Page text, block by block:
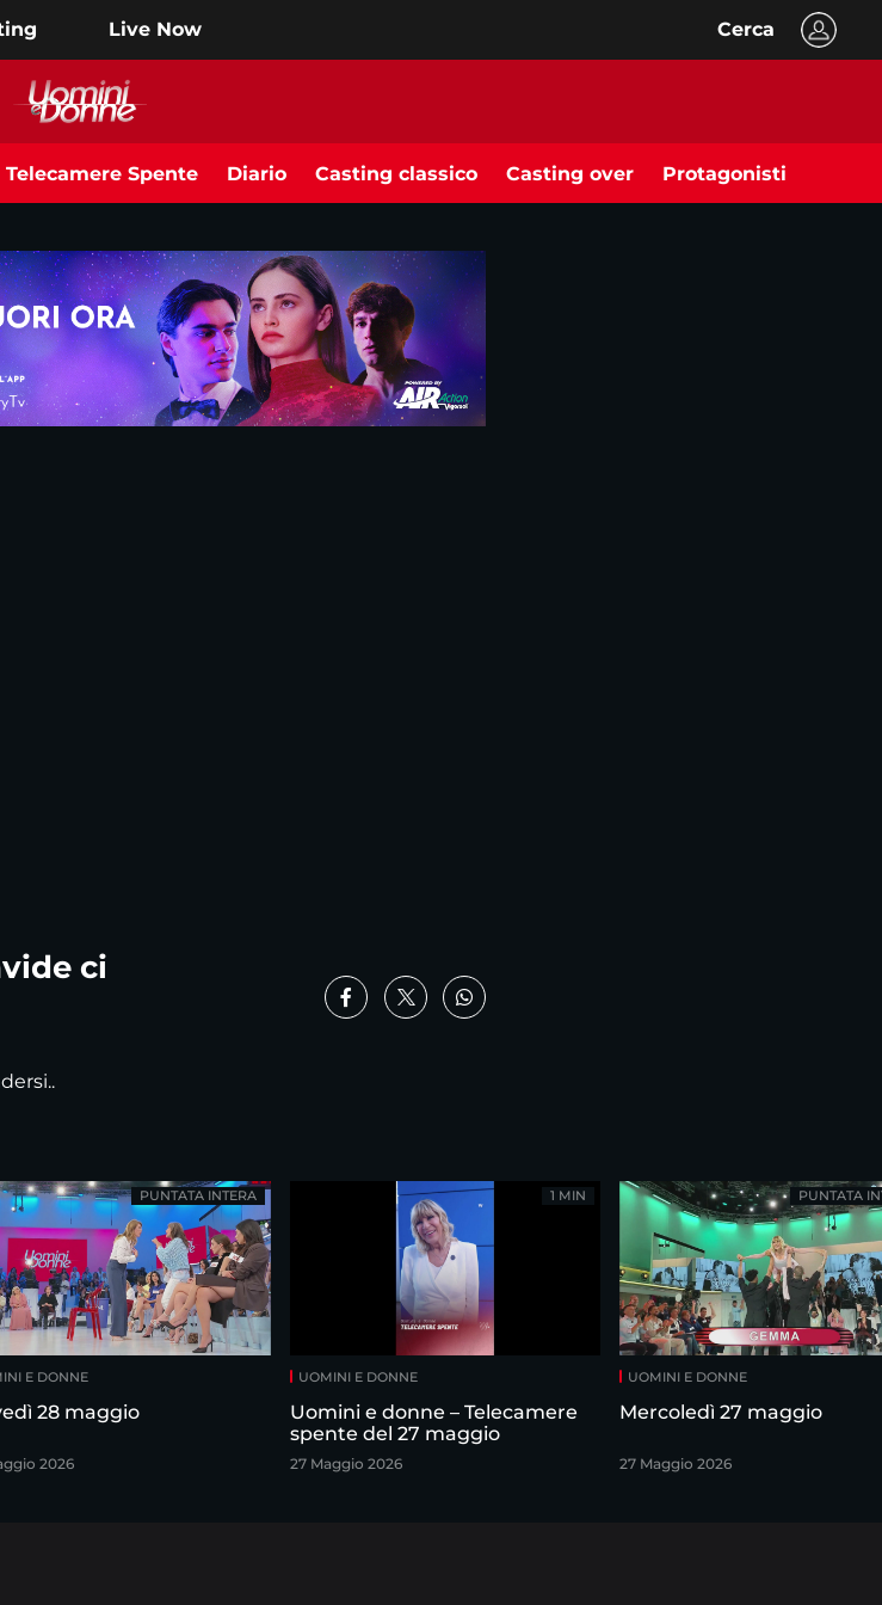
Live Now Cerca
Telecamere Spente Diario Casting classico Casting over Protagonisti
ci
E DONNE
28 maggio
2026
PUNTATA INTERA
UOMINI E DONNE
Uomini e donne – Telecamere
spente del 27 maggio
27 Maggio 2026
1 MIN
UOMINI E DONNE
Mercoledì 27 maggio
27 Maggio 2026
PUNTATA